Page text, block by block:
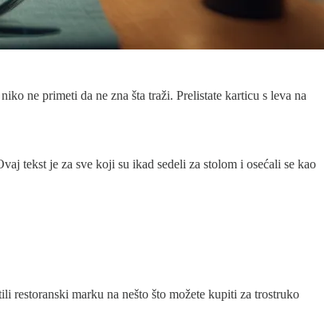
ne primeti da ne zna šta traži. Prelistate karticu s leva na
tekst je za sve koji su ikad sedeli za stolom i osećali se kao
restoranski marku na nešto što možete kupiti za trostruko